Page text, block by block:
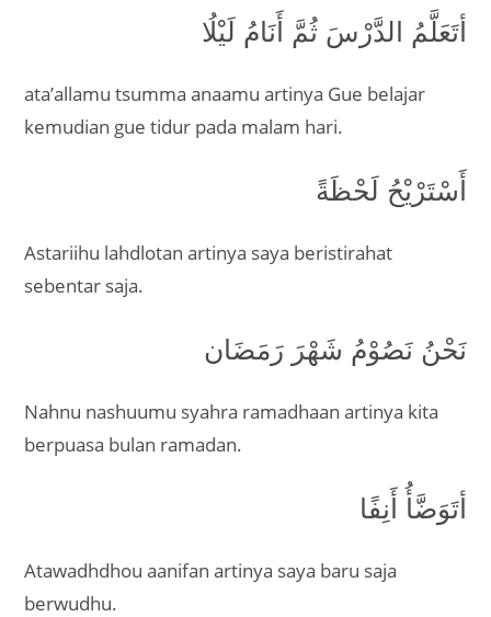
أتَعَلَّمُ الدَّرْسَ ثُمَّ أَنَامُ لَيْلُا
ata’allamu tsumma anaamu artinya Gue belajar
kemudian gue tidur pada malam hari.
أَسْتَرْيْحُ لَحْظَةً
Astariihu lahdlotan artinya saya beristirahat
sebentar saja.
نَحْنُ نَصُوْمُ شَهْرَ رَمَضَان
Nahnu nashuumu syahra ramadhaan artinya kita
berpuasa bulan ramadan.
أتَوَضَّأُ أَنِفًا
Atawadhdhou aanifan artinya saya baru saja
berwudhu.